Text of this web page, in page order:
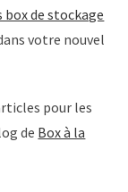
de stockage
votre nouvel
pour les
de Box à la